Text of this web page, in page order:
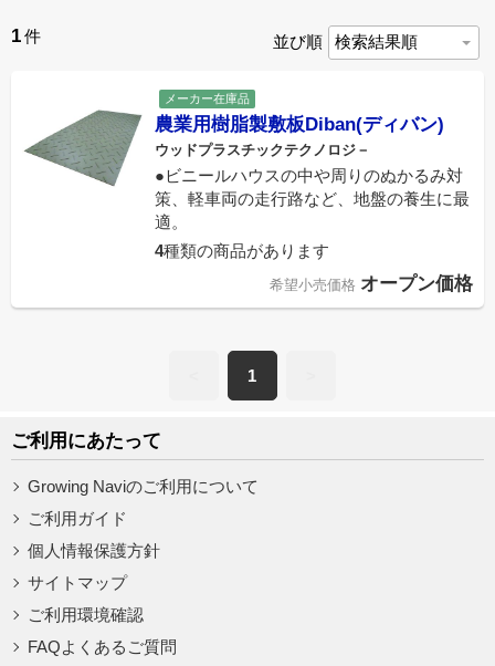
1件 並び順
メーカー在庫品
農業用樹脂製敷板Diban(ディバン)
ウッドプラスチックテクノロジ－
●ビニールハウスの中や周りのぬかるみ対
策、軽車両の走行路など、地盤の養生に最
適。
4種類の商品があります
希望小売価格 オープン価格
1
ご利用にあたって
Growing Naviのご利用について
ご利用ガイド
個人情報保護方針
サイトマップ
ご利用環境確認
FAQよくあるご質問